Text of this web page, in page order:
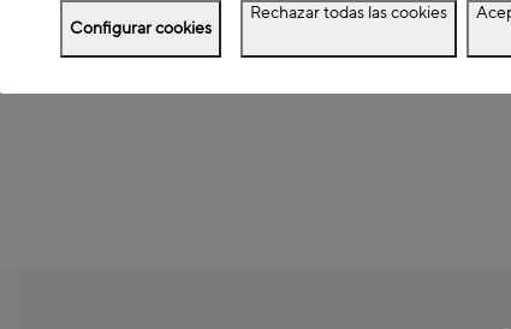
Configurar cookies
Rechazar todas las cookies